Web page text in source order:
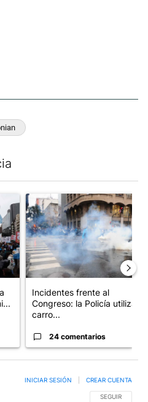
el título "Congreso vallado y
Un artículo de tendencia con
Incidentes frente al
Congreso: la Policía utiliza
carro...
24 comentarios
SIGA ESTA
SEGUIR
INICIAR SESIÓN CREAR CUENTA